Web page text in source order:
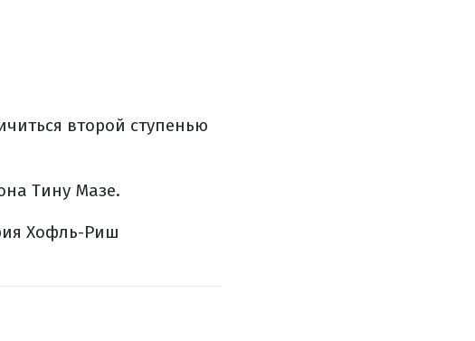
второй ступенью
Тину Мазе.
Хофль-Риш